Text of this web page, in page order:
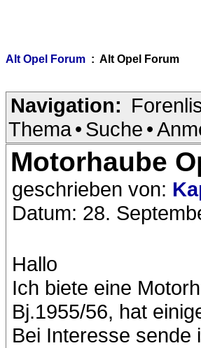
Alt Opel Forum : Alt Opel Forum
Navigation:
Thema• Suche •
Motorhaube
geschrieben von:
Datum: 28.
Hallo
Ich biete eine
Bj.1955/56, hat
Bei Interesse sende